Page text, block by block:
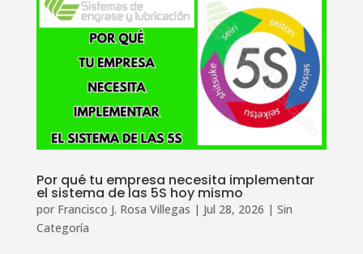
Por qué tu empresa necesita implementar
el sistema de las 5S hoy mismo
por Francisco J. Rosa Villegas | Jul 28, 2026 | Sin
Categoría